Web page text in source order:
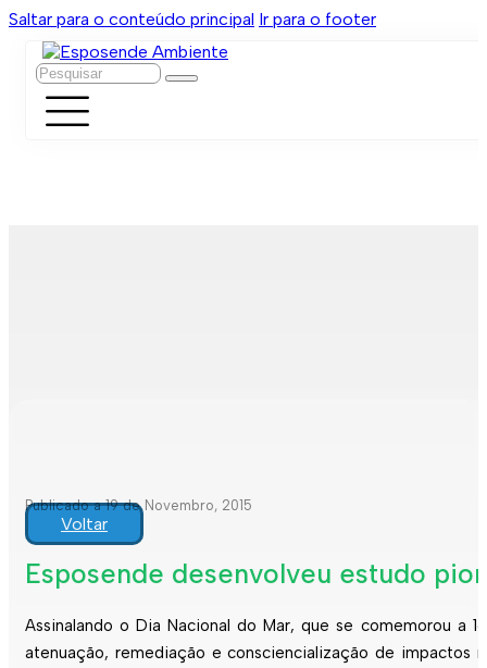
Saltar para o conteúdo principal Ir para o footer
Pesquisar
Publicado a 19 de Novembro, 2015
Voltar
Esposende desenvolveu estudo
Assinalando o Dia Nacional do Mar, que se comemorou a
atenuação, remediação e consciencialização de impactos